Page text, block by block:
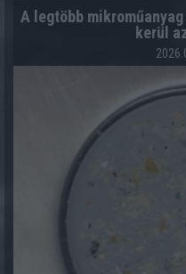
A legtöbb
kerül